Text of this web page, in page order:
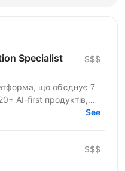
Specialist $$$
що об’єднує 7
AI-first продуктів,
власну екосистему...See
$$$